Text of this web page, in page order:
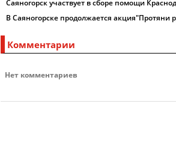
Саяногорск участвует в сборе помощи
В Саяногорске продолжается акция"Протяни
Комментарии
Нет комментариев